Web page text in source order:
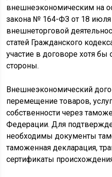
внешнеэкономическим на
закона № 164-ФЗ от 18 июля
внешнеторговой
статей Гражданского
участие в договоре хотя бы
стороны.
Внешнеэкономический
перемещение товаров,
собственности через
Федерации. Для
необходимы документы
таможенная декларация,
сертификаты